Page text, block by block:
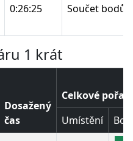
0:26:25 Součet bodů:
1 krát
Dosažený
čas
Celkové pořadí
Umístění